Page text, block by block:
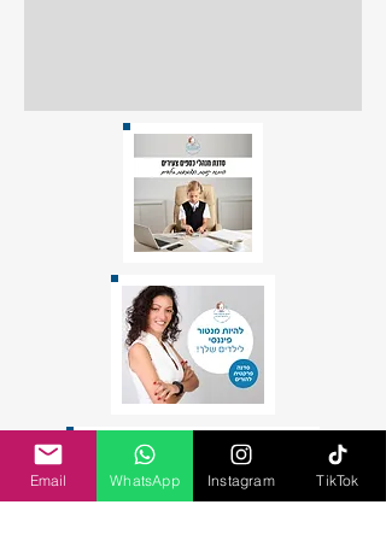
Email WhatsApp Instagram TikTok